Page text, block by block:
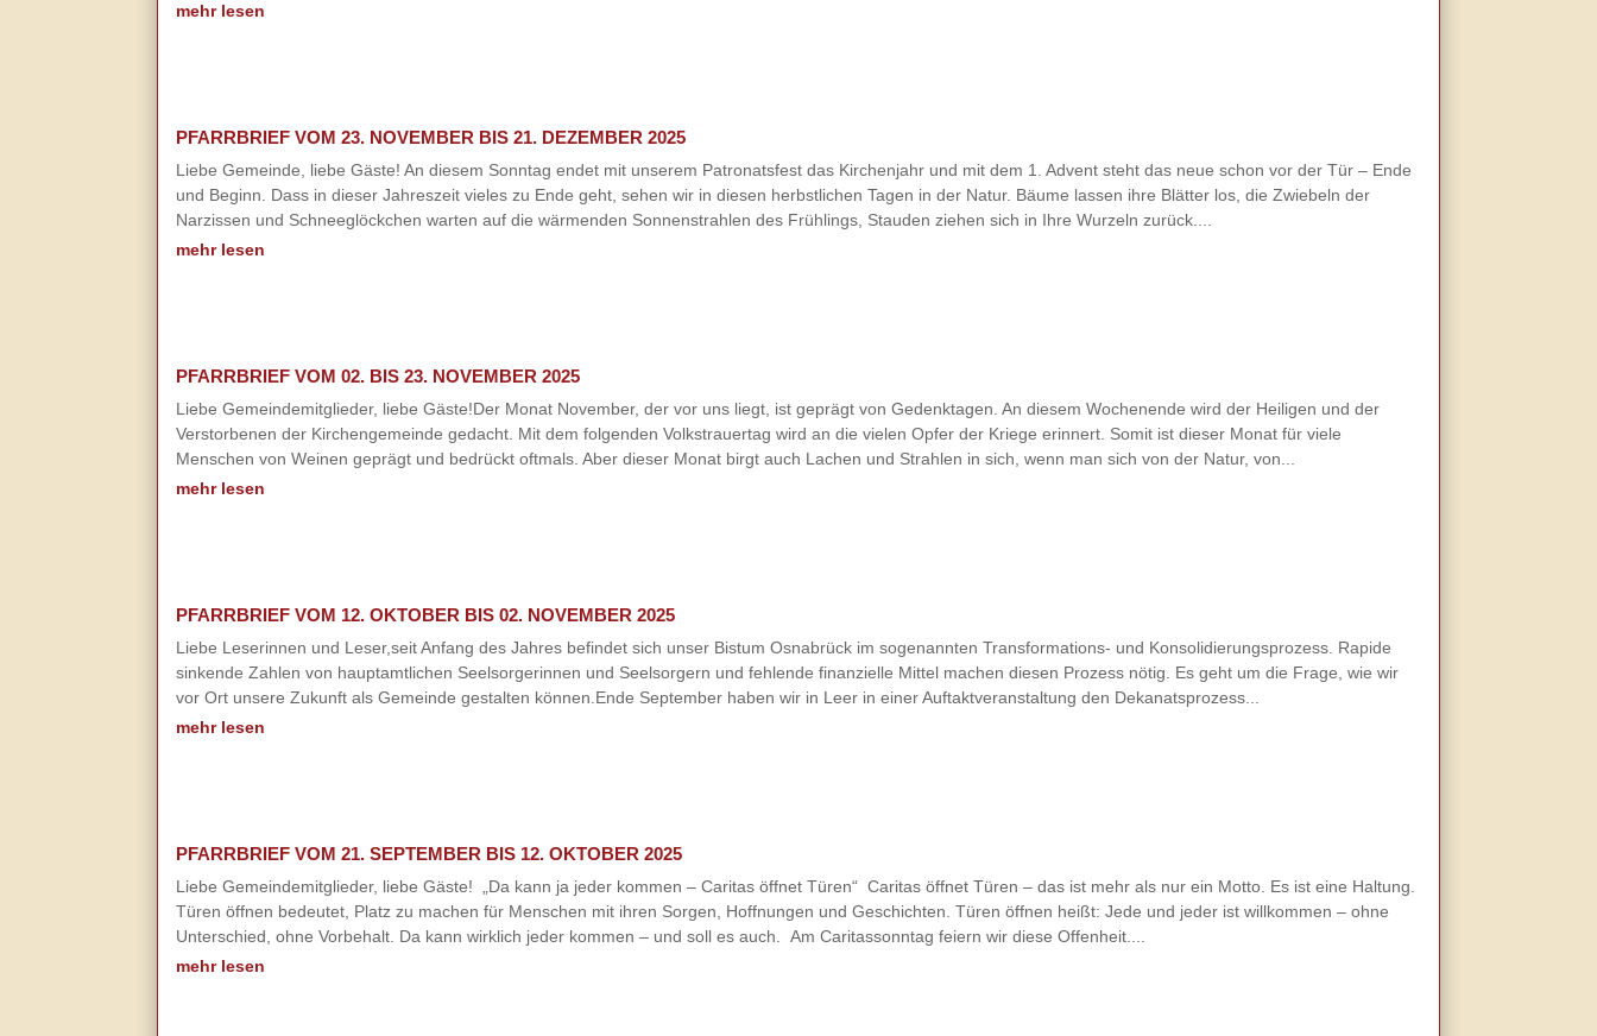
mehr lesen
PFARRBRIEF VOM 23. NOVEMBER BIS 21. DEZEMBER 2025
Liebe Gemeinde, liebe Gäste! An diesem Sonntag endet mit unserem Patronatsfest das Kirchenjahr und mit dem 1. Advent steht das neue schon vor der Tür – Ende
und Beginn. Dass in dieser Jahreszeit vieles zu Ende geht, sehen wir in diesen herbstlichen Tagen in der Natur. Bäume lassen ihre Blätter los, die Zwiebeln der
Narzissen und Schneeglöckchen warten auf die wärmenden Sonnenstrahlen des Frühlings, Stauden ziehen sich in Ihre Wurzeln zurück....
mehr lesen
PFARRBRIEF VOM 02. BIS 23. NOVEMBER 2025
Liebe Gemeindemitglieder, liebe Gäste!Der Monat November, der vor uns liegt, ist geprägt von Gedenktagen. An diesem Wochenende wird der Heiligen und der
Verstorbenen der Kirchengemeinde gedacht. Mit dem folgenden Volkstrauertag wird an die vielen Opfer der Kriege erinnert. Somit ist dieser Monat für viele
Menschen von Weinen geprägt und bedrückt oftmals. Aber dieser Monat birgt auch Lachen und Strahlen in sich, wenn man sich von der Natur, von...
mehr lesen
PFARRBRIEF VOM 12. OKTOBER BIS 02. NOVEMBER 2025
Liebe Leserinnen und Leser,seit Anfang des Jahres befindet sich unser Bistum Osnabrück im sogenannten Transformations- und Konsolidierungsprozess. Rapide
sinkende Zahlen von hauptamtlichen Seelsorgerinnen und Seelsorgern und fehlende finanzielle Mittel machen diesen Prozess nötig. Es geht um die Frage, wie wir
vor Ort unsere Zukunft als Gemeinde gestalten können.Ende September haben wir in Leer in einer Auftaktveranstaltung den Dekanatsprozess...
mehr lesen
PFARRBRIEF VOM 21. SEPTEMBER BIS 12. OKTOBER 2025
Liebe Gemeindemitglieder, liebe Gäste! „Da kann ja jeder kommen – Caritas öffnet Türen“ Caritas öffnet Türen – das ist mehr als nur ein Motto. Es ist eine Haltung.
Türen öffnen bedeutet, Platz zu machen für Menschen mit ihren Sorgen, Hoffnungen und Geschichten. Türen öffnen heißt: Jede und jeder ist willkommen – ohne
Unterschied, ohne Vorbehalt. Da kann wirklich jeder kommen – und soll es auch. Am Caritassonntag feiern wir diese Offenheit....
mehr lesen